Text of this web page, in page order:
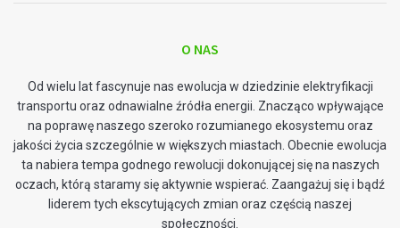
O NAS
Od wielu lat fascynuje nas ewolucja w dziedzinie elektryfikacji
transportu oraz odnawialne źródła energii. Znacząco wpływające
na poprawę naszego szeroko rozumianego ekosystemu oraz
jakości życia szczególnie w większych miastach. Obecnie ewolucja
ta nabiera tempa godnego rewolucji dokonującej się na naszych
oczach, którą staramy się aktywnie wspierać. Zaangażuj się i bądź
liderem tych ekscytujących zmian oraz częścią naszej
społeczności.